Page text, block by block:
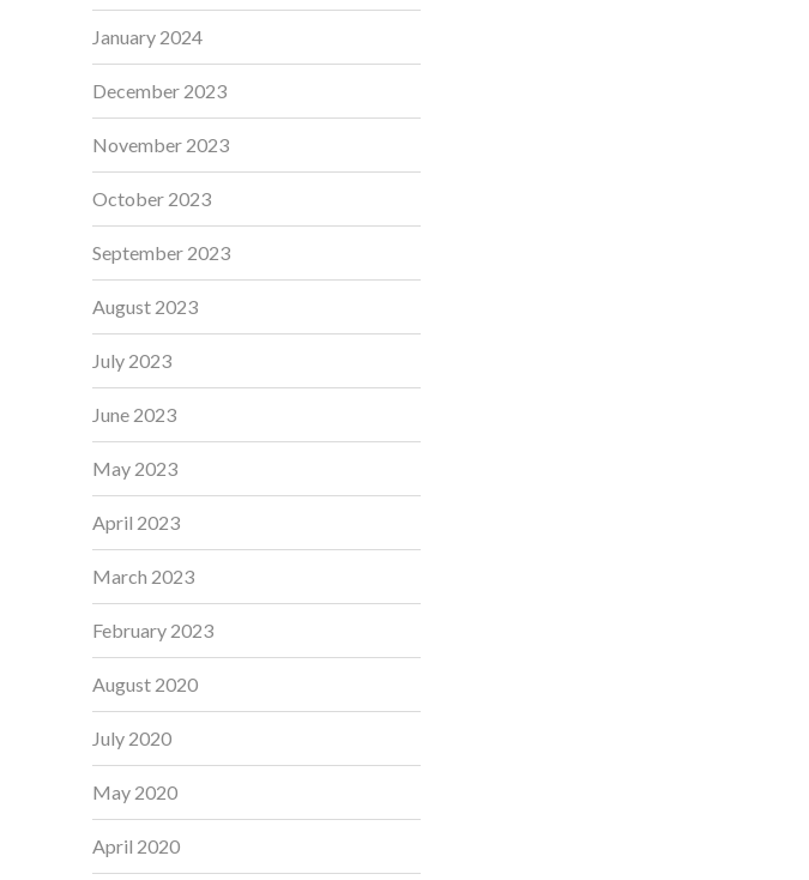
January 2024
December 2023
November 2023
October 2023
September 2023
August 2023
July 2023
June 2023
May 2023
April 2023
March 2023
February 2023
August 2020
July 2020
May 2020
April 2020